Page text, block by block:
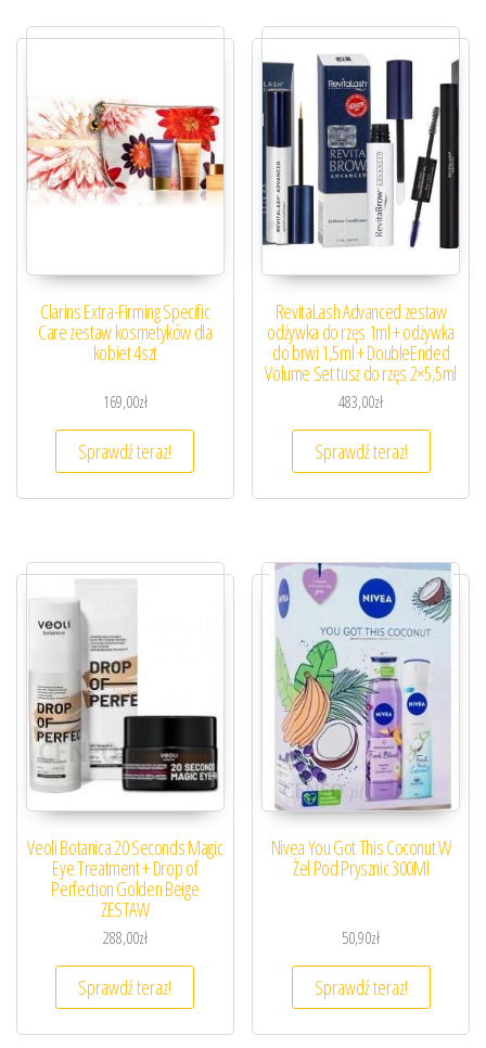
Clarins Extra-Firming Specific
Care zestaw kosmetyków dla
kobiet 4szt
169,00zł
Sprawdź teraz!
RevitaLash Advanced zestaw
odżywka do rzęs 1ml + odżywka
do brwi 1,5ml + DoubleEnded
Volume Set tusz do rzęs 2×5,5ml
483,00zł
Sprawdź teraz!
Veoli Botanica 20 Seconds Magic
Eye Treatment + Drop of
Perfection Golden Beige
ZESTAW
288,00zł
Sprawdź teraz!
Nivea You Got This Coconut W
Żel Pod Prysznic 300Ml
50,90zł
Sprawdź teraz!